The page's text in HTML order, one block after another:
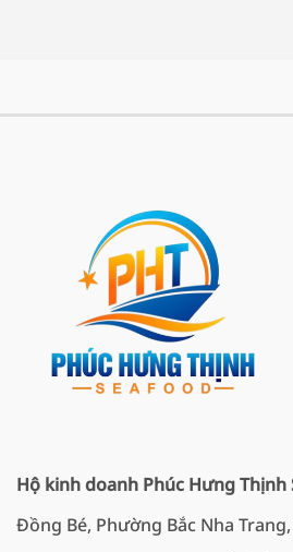
Hộ kinh doanh Phúc Hưng Thịnh
Đồng Bé, Phường Bắc Nha